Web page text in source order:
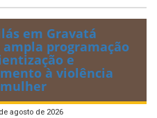
em Gravatá
programação
e
à violência
agosto de 2026